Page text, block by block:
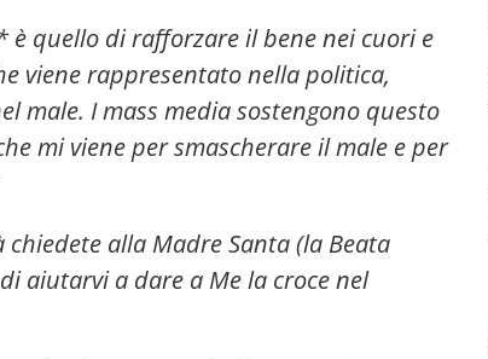
è quello di rafforzare il bene nei cuori e
viene rappresentato nella politica,
male. I mass media sostengono questo
mi viene per smascherare il male e per
alla Madre Santa (la Beata
aiutarvi a dare a Me la croce nel